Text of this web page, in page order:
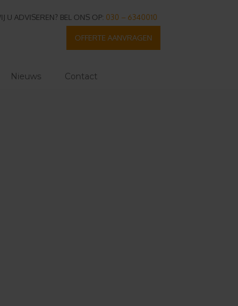
U ADVISEREN? BEL ONS OP: 030 – 6340010
OFFERTE AANVRAGEN
Nieuws Contact